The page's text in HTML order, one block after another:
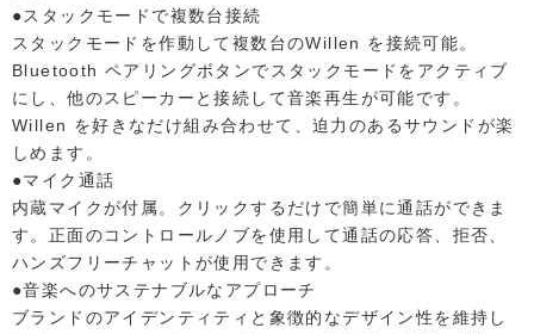
●スタックモードで複数台接続
スタックモードを作動して複数台のWillen を接続可能。
Bluetooth ペアリングボタンでスタックモードをアクティブ
にし、他のスピーカーと接続して音楽再生が可能です。
Willen を好きなだけ組み合わせて、迫力のあるサウンドが楽
しめます。
●マイク通話
内蔵マイクが付属。クリックするだけで簡単に通話ができま
す。正面のコントロールノブを使用して通話の応答、拒否、
ハンズフリーチャットが使用できます。
●音楽へのサステナブルなアプローチ
ブランドのアイデンティティと象徴的なデザイン性を維持し